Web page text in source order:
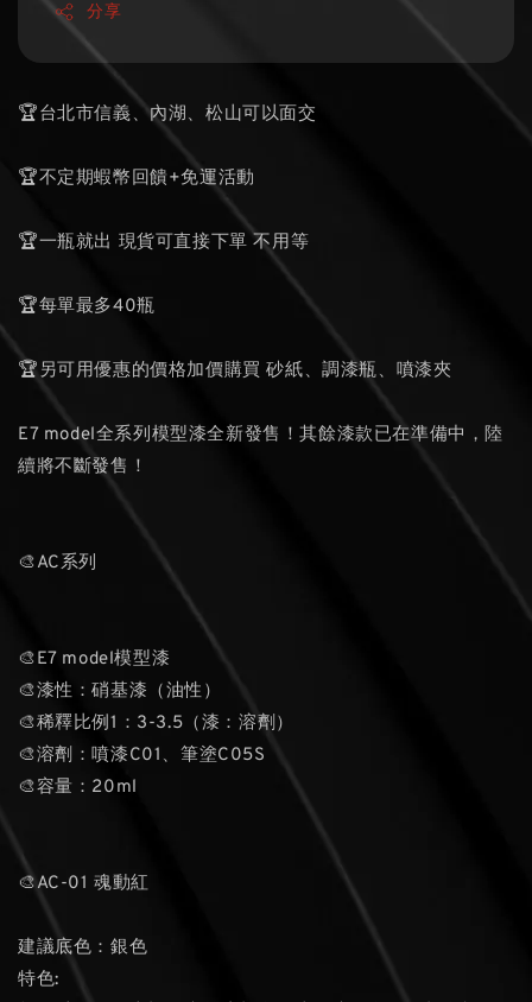
分享
🏆台北市信義、內湖、松山可以面交
🏆不定期蝦幣回饋+免運活動
🏆一瓶就出 現貨可直接下單 不用等
🏆每單最多40瓶
🏆另可用優惠的價格加價購買 砂紙、調漆瓶、噴漆夾
E7 model全系列模型漆全新發售！其餘漆款已在準備中，陸
續將不斷發售！
🎨AC系列
🎨E7 model模型漆
🎨漆性：硝基漆（油性）
🎨稀釋比例1：3-3.5（漆：溶劑）
🎨溶劑：噴漆C01、筆塗C05S
🎨容量：20ml
🎨AC-01 魂動紅
建議底色：銀色
特色: